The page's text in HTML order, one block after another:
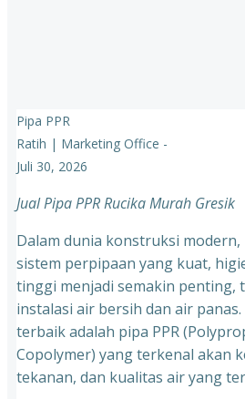
Pipa PPR
Ratih | Marketing Office -
Juli 30, 2026
Jual Pipa PPR Rucika Murah Gresik
Dalam dunia konstruksi
sistem perpipaan yang kuat,
tinggi menjadi semakin penting,
instalasi air bersih dan air
terbaik adalah pipa PPR
Copolymer) yang terkenal akan
tekanan, dan kualitas air yang